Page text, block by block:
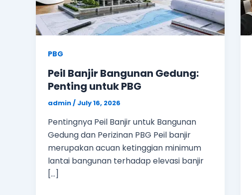
PBG
Peil Banjir Bangunan Gedung:
Penting untuk PBG
admin/ July 16, 2026
Pentingnya Peil Banjir untuk Bangunan
Gedung dan Perizinan PBG Peil banjir
merupakan acuan ketinggian minimum
lantai bangunan terhadap elevasi banjir
[…]